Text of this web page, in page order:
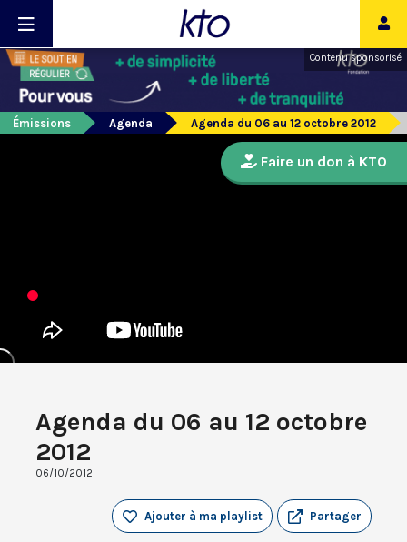
Contenu sponsorisé
Émissions Agenda Agenda du 06 au 12 octobre 2012
Agenda du 06 au 12 octobre
2012
06/10/2012
Partager
Ajouter à ma playlist
Faire un don à KTO